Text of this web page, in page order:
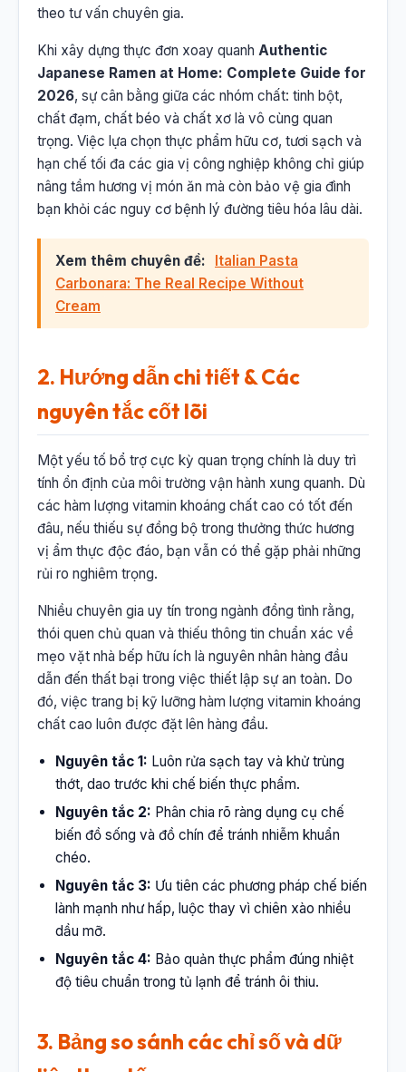
theo tư vấn chuyên gia.
Khi xây dựng thực đơn xoay quanh Authentic
Japanese Ramen at Home: Complete Guide for
2026, sự cân bằng giữa các nhóm chất: tinh bột,
chất đạm, chất béo và chất xơ là vô cùng quan
trọng. Việc lựa chọn thực phẩm hữu cơ, tươi sạch và
hạn chế tối đa các gia vị công nghiệp không chỉ giúp
nâng tầm hương vị món ăn mà còn bảo vệ gia đình
bạn khỏi các nguy cơ bệnh lý đường tiêu hóa lâu dài.
Xem thêm chuyên đề:
Italian Pasta
Carbonara: The Real Recipe Without
Cream
2. Hướng dẫn chi tiết & Các
nguyên tắc cốt lõi
Một yếu tố bổ trợ cực kỳ quan trọng chính là duy trì
tính ổn định của môi trường vận hành xung quanh. Dù
các hàm lượng vitamin khoáng chất cao có tốt đến
đâu, nếu thiếu sự đồng bộ trong thưởng thức hương
vị ẩm thực độc đáo, bạn vẫn có thể gặp phải những
rủi ro nghiêm trọng.
Nhiều chuyên gia uy tín trong ngành đồng tình rằng,
thói quen chủ quan và thiếu thông tin chuẩn xác về
mẹo vặt nhà bếp hữu ích là nguyên nhân hàng đầu
dẫn đến thất bại trong việc thiết lập sự an toàn. Do
đó, việc trang bị kỹ lưỡng hàm lượng vitamin khoáng
chất cao luôn được đặt lên hàng đầu.
Nguyên tắc 1: Luôn rửa sạch tay và khử trùng
thớt, dao trước khi chế biến thực phẩm.
Nguyên tắc 2: Phân chia rõ ràng dụng cụ chế
biến đồ sống và đồ chín để tránh nhiễm khuẩn
chéo.
Nguyên tắc 3: Ưu tiên các phương pháp chế biến
lành mạnh như hấp, luộc thay vì chiên xào nhiều
dầu mỡ.
Nguyên tắc 4: Bảo quản thực phẩm đúng nhiệt
độ tiêu chuẩn trong tủ lạnh để tránh ôi thiu.
3. Bảng so sánh các chỉ số và dữ